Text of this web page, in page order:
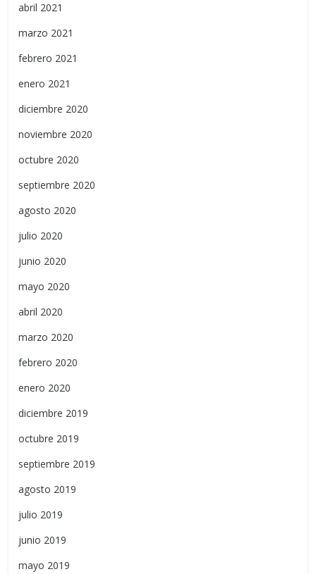
abril 2021
marzo 2021
febrero 2021
enero 2021
diciembre 2020
noviembre 2020
octubre 2020
septiembre 2020
agosto 2020
julio 2020
junio 2020
mayo 2020
abril 2020
marzo 2020
febrero 2020
enero 2020
diciembre 2019
octubre 2019
septiembre 2019
agosto 2019
julio 2019
junio 2019
mayo 2019